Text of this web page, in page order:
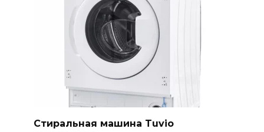
Стиральная машина Tuvio